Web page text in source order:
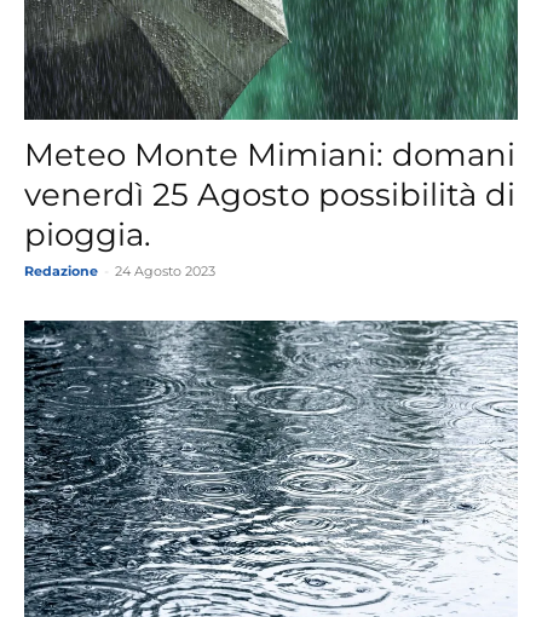
Meteo Monte Mimiani: domani
venerdì 25 Agosto possibilità di
pioggia.
Redazione 24 Agosto 2023